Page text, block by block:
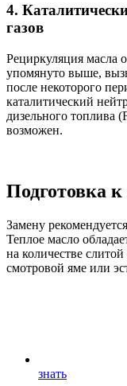
4.
газов
Рециркуляция масла
упомянуто выше,
после некоторого
каталитический
дизельного топлива
возможен.
Подготовка к
Замену
Теплое масло
на количестве
смотровой яме или
знать